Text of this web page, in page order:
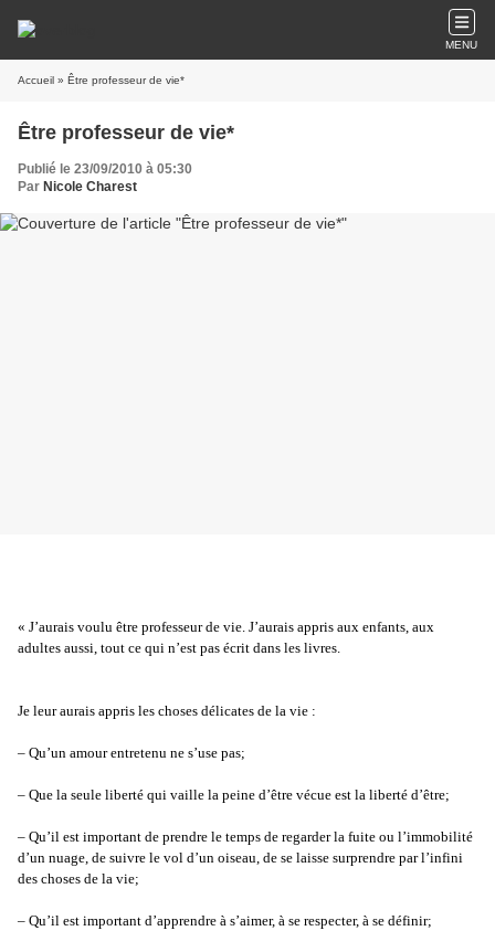
MENU
Accueil » Être professeur de vie*
Être professeur de vie*
Publié le 23/09/2010 à 05:30
Par Nicole Charest
« J’aurais voulu être professeur de vie. J’aurais appris aux enfants, aux
adultes aussi, tout ce qui n’est pas écrit dans les livres.
Je leur aurais appris les choses délicates de la vie :
– Qu’un amour entretenu ne s’use pas;
– Que la seule liberté qui vaille la peine d’être vécue est la liberté d’être;
– Qu’il est important de prendre le temps de regarder la fuite ou l’immobilité
d’un nuage, de suivre le vol d’un oiseau, de se laisse surprendre par l’infini
des choses de la vie;
– Qu’il est important d’apprendre à s’aimer, à se respecter, à se définir;